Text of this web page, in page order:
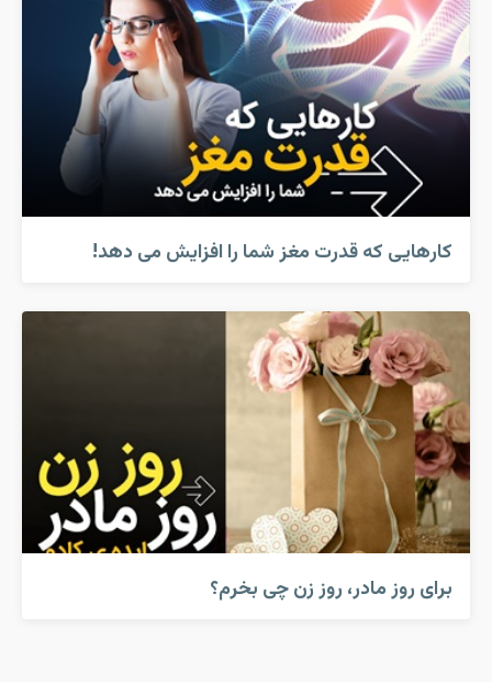
کارهایی که قدرت مغز شما را افزایش می دهد!
برای روز مادر، روز زن چی بخرم؟